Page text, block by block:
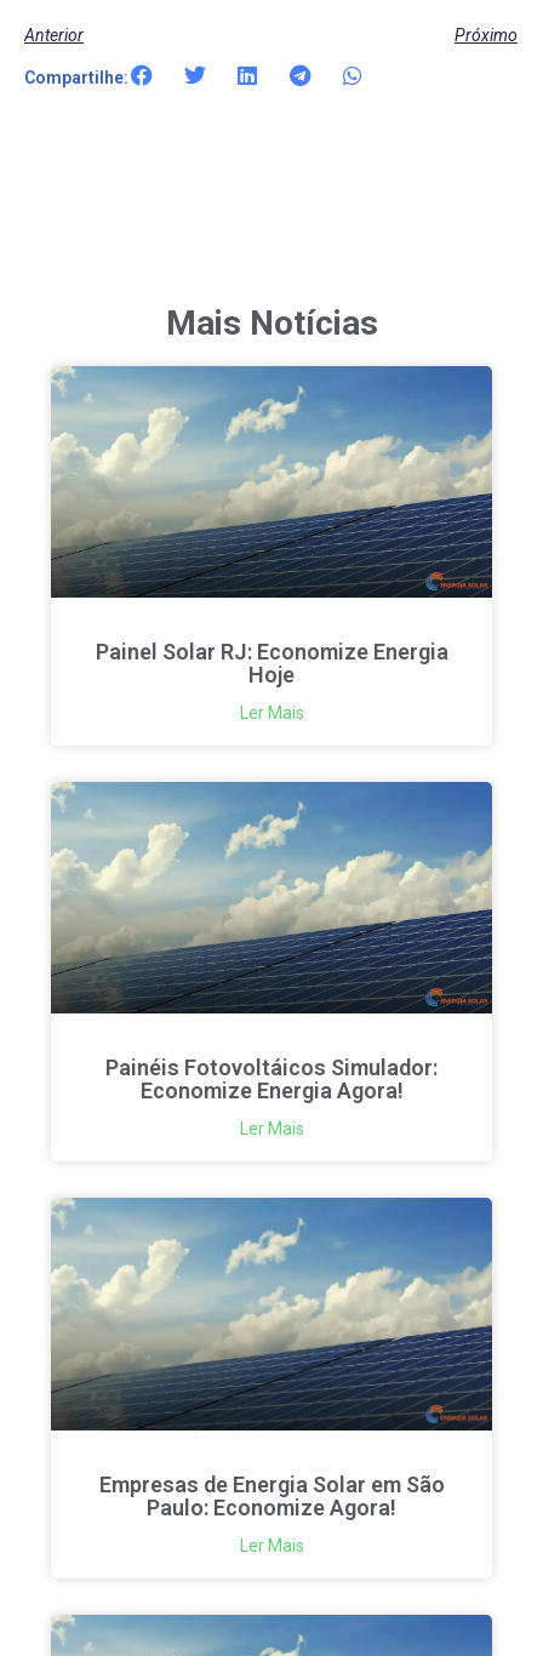
Anterior Próximo
Compartilhe:
Mais Notícias
Painel Solar RJ: Economize Energia
Hoje
Ler Mais
Painéis Fotovoltáicos Simulador:
Economize Energia Agora!
Ler Mais
Empresas de Energia Solar em São
Paulo: Economize Agora!
Ler Mais